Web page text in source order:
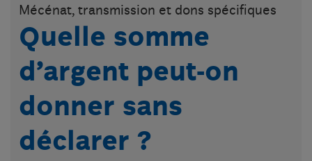
Mécénat, transmission et dons spécifiques
Quelle somme
d’argent peut-on
donner sans
déclarer ?